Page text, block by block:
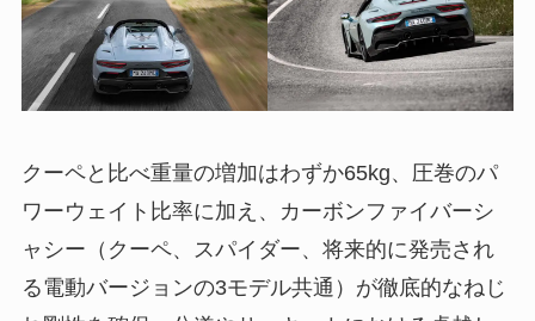
クーペと比べ重量の増加はわずか65kg、圧巻のパ
ワーウェイト比率に加え、カーボンファイバーシ
ャシー（クーペ、スパイダー、将来的に発売され
る電動バージョンの3モデル共通）が徹底的なねじ